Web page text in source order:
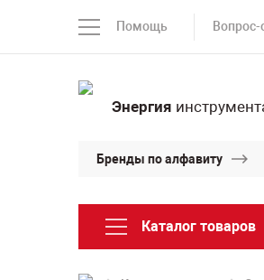
Помощь Вопрос-
Энергия
Бренды по алфавиту
Каталог товаров